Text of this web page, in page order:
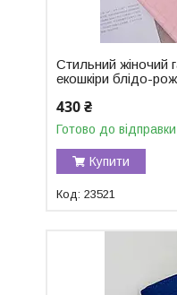
Стильний жіночий
екошкіри блідо-
430 ₴
Готово до відправки
Купити
23521